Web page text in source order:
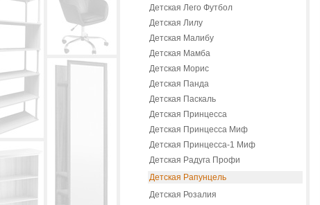
Детская Лего Футбол
Детская Лилу
Детская Малибу
Детская Мамба
Детская Морис
Детская Панда
Детская Паскаль
Детская Принцесса
Детская Принцесса Миф
Детская Принцесса-1 Миф
Детская Радуга Профи
Детская Рапунцель
Детская Розалия